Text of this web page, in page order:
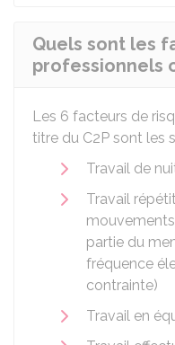
Quels sont les
professionnels
Les 6 facteurs de
titre du C2P sont les
Travail de
Travail
partie du
fréquence
contrainte)
Travail en